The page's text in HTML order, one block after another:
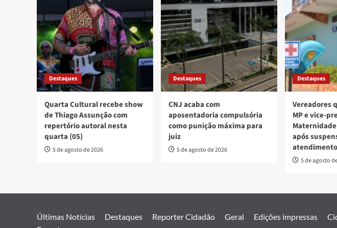
Destaques
Quarta Cultural recebe show
de Thiago Assunção com
repertório autoral nesta
quarta (05)
5 de agosto de 2026
Destaques
CNJ acaba com
aposentadoria compulsória
como punição máxima para
juiz
5 de agosto de 2026
Destaques
Vereadores
MP e vice-
após
5 de agosto
Últimas Notícias Destaques Reporter Cidadão Geral Edições impressas